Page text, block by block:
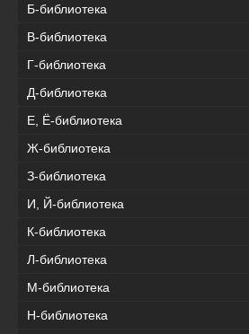
Б-библиотека
В-библиотека
Г-библиотека
Д-библиотека
Е, Ё-библиотека
Ж-библиотека
З-библиотека
И, Й-библиотека
К-библиотека
Л-библиотека
М-библиотека
Н-библиотека